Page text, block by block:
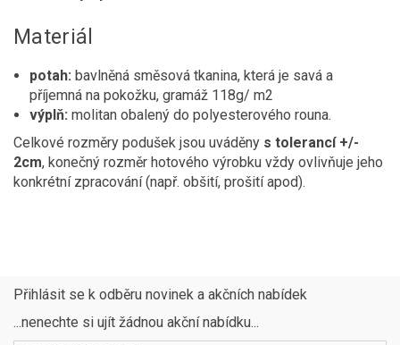
Materiál
potah: bavlněná směsová tkanina, která je savá a
příjemná na pokožku, gramáž 118g/ m2
výplň: molitan obalený do polyesterového rouna.
Celkové rozměry podušek jsou uváděny s tolerancí +/-
2cm, konečný rozměr hotového výrobku vždy ovlivňuje jeho
konkrétní zpracování (např. obšití, prošití apod).
Přihlásit se k odběru novinek a akčních nabídek
...nenechte si ujít žádnou akční nabídku...